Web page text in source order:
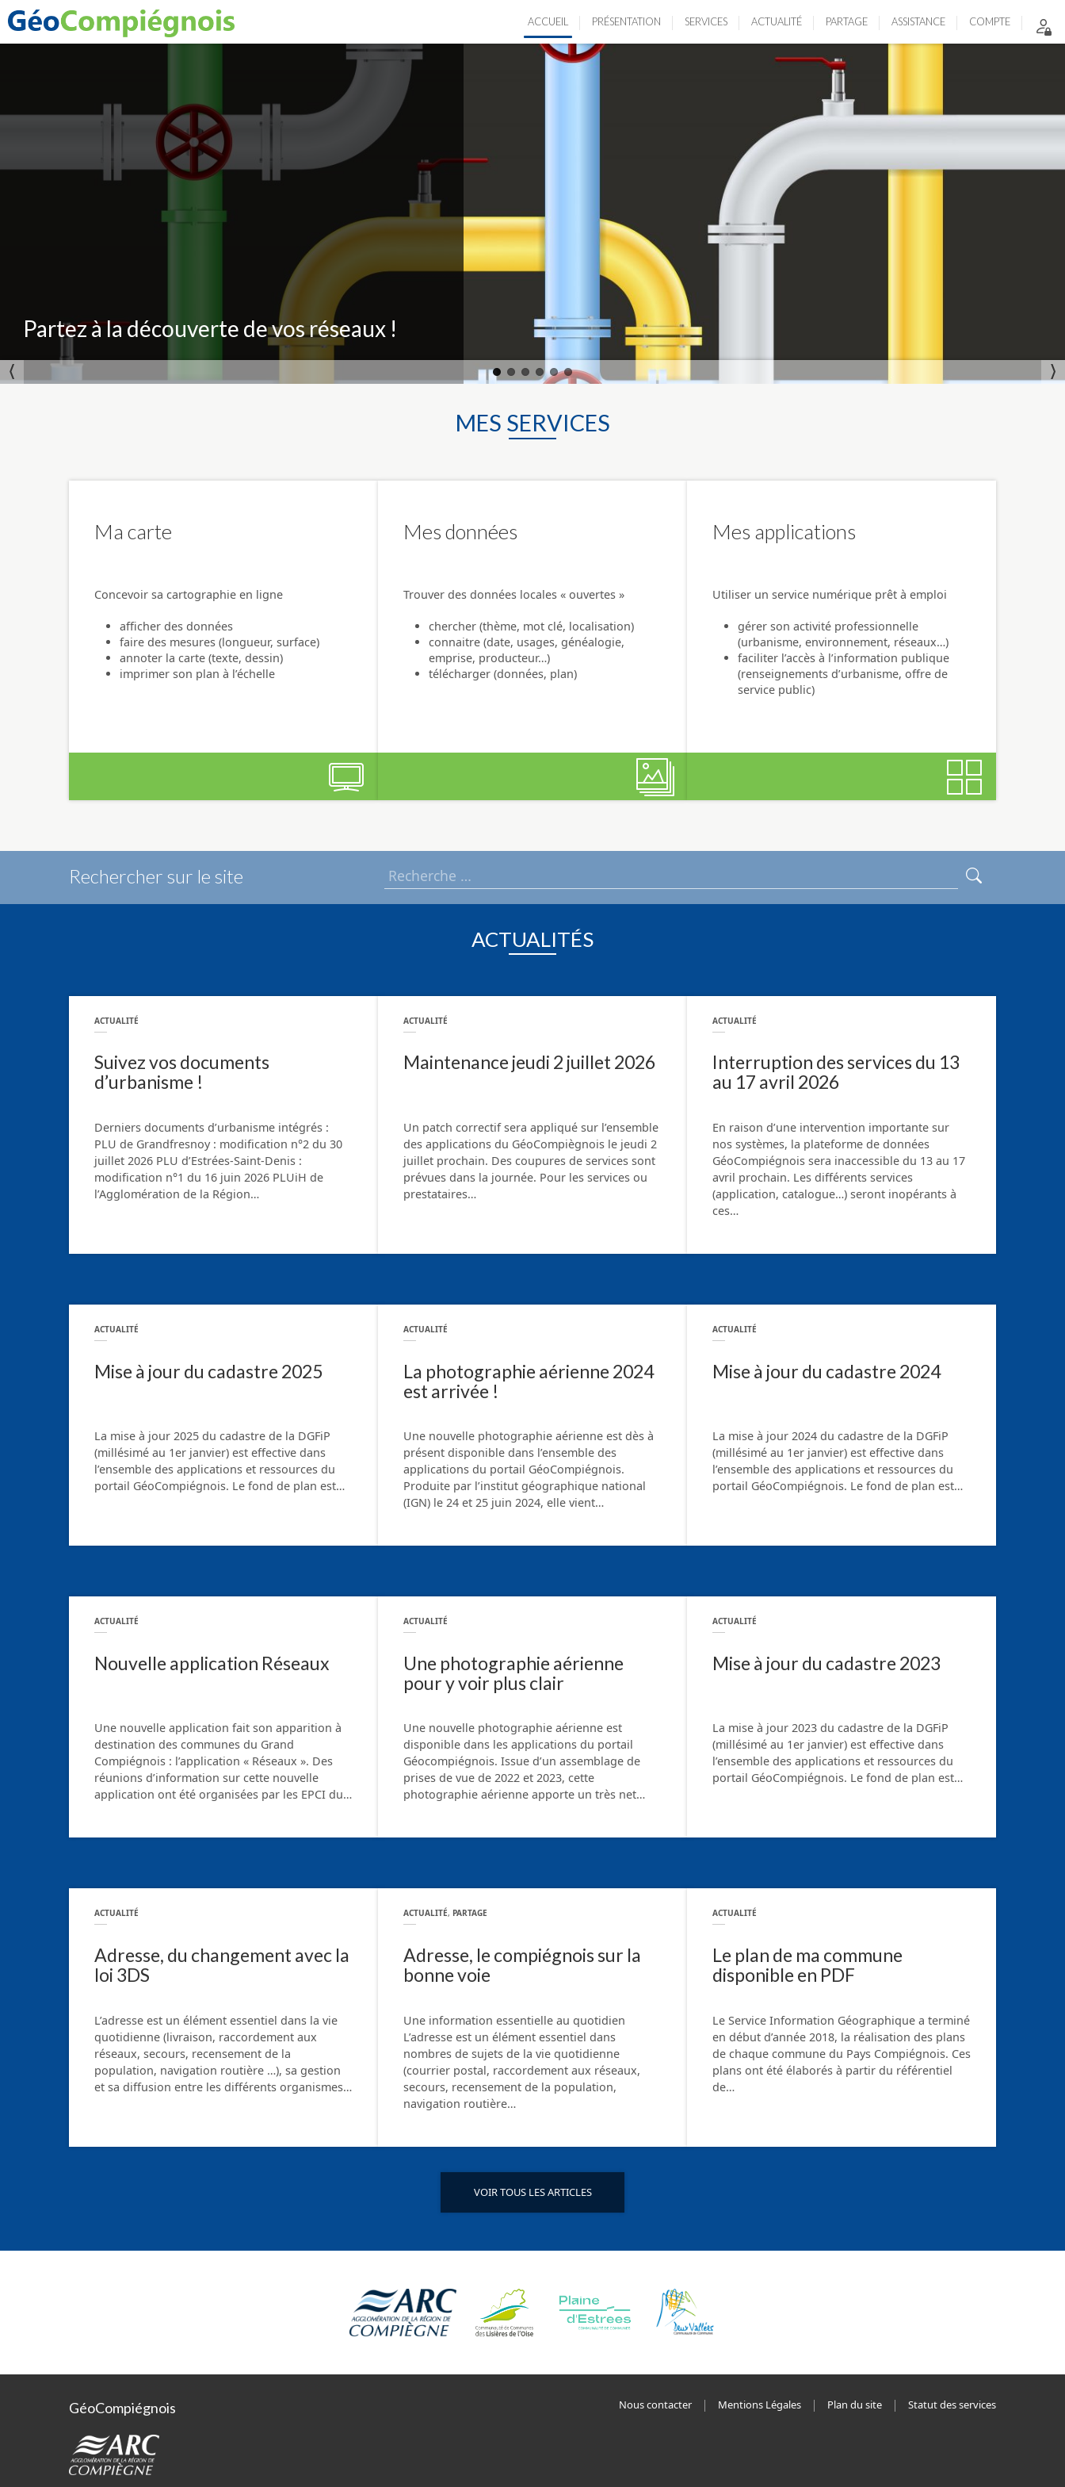
ACCUEIL PRÉSENTATION SERVICES ACTUALITÉ PARTAGE ASSISTANCE COMPTE
Partez à la découverte de vos réseaux !
MES SERVICES
Ma carte
Concevoir sa cartographie en ligne
afficher des données
faire des mesures (longueur, surface)
annoter la carte (texte, dessin)
imprimer son plan à l’échelle
Mes données
Trouver des données locales « ouvertes »
chercher (thème, mot clé, localisation)
connaitre (date, usages, généalogie,
emprise, producteur…)
télécharger (données, plan)
Mes applications
Utiliser un service numérique prêt à emploi
gérer son activité professionnelle
(urbanisme, environnement, réseaux…)
faciliter l’accès à l’information publique
(renseignements d’urbanisme, offre de
service public)
Rechercher sur le site
ACTUALITÉS
ACTUALITÉ
Suivez vos documents
d’urbanisme !
Derniers documents d’urbanisme intégrés :
PLU de Grandfresnoy : modification n°2 du 30
juillet 2026 PLU d’Estrées-Saint-Denis :
modification n°1 du 16 juin 2026 PLUiH de
l’Agglomération de la Région…
ACTUALITÉ
Maintenance jeudi 2 juillet 2026
Un patch correctif sera appliqué sur l’ensemble
des applications du GéoCompiègnois le jeudi 2
juillet prochain. Des coupures de services sont
prévues dans la journée. Pour les services ou
prestataires…
ACTUALITÉ
Interruption des services du 13
au 17 avril 2026
En raison d’une intervention importante sur
nos systèmes, la plateforme de données
GéoCompiégnois sera inaccessible du 13 au 17
avril prochain. Les différents services
(application, catalogue…) seront inopérants à
ces…
ACTUALITÉ
Mise à jour du cadastre 2025
La mise à jour 2025 du cadastre de la DGFiP
(millésimé au 1er janvier) est effective dans
l’ensemble des applications et ressources du
portail GéoCompiégnois. Le fond de plan est…
ACTUALITÉ
La photographie aérienne 2024
est arrivée !
Une nouvelle photographie aérienne est dès à
présent disponible dans l’ensemble des
applications du portail GéoCompiégnois.
Produite par l’institut géographique national
(IGN) le 24 et 25 juin 2024, elle vient…
ACTUALITÉ
Mise à jour du cadastre 2024
La mise à jour 2024 du cadastre de la DGFiP
(millésimé au 1er janvier) est effective dans
l’ensemble des applications et ressources du
portail GéoCompiégnois. Le fond de plan est…
ACTUALITÉ
Nouvelle application Réseaux
Une nouvelle application fait son apparition à
destination des communes du Grand
Compiégnois : l’application « Réseaux ». Des
réunions d’information sur cette nouvelle
application ont été organisées par les EPCI du…
ACTUALITÉ
Une photographie aérienne
pour y voir plus clair
Une nouvelle photographie aérienne est
disponible dans les applications du portail
Géocompiégnois. Issue d’un assemblage de
prises de vue de 2022 et 2023, cette
photographie aérienne apporte un très net…
ACTUALITÉ
Mise à jour du cadastre 2023
La mise à jour 2023 du cadastre de la DGFiP
(millésimé au 1er janvier) est effective dans
l’ensemble des applications et ressources du
portail GéoCompiégnois. Le fond de plan est…
ACTUALITÉ
Adresse, du changement avec la
loi 3DS
L’adresse est un élément essentiel dans la vie
quotidienne (livraison, raccordement aux
réseaux, secours, recensement de la
population, navigation routière …), sa gestion
et sa diffusion entre les différents organismes…
ACTUALITÉ, PARTAGE
Adresse, le compiégnois sur la
bonne voie
Une information essentielle au quotidien
L’adresse est un élément essentiel dans
nombres de sujets de la vie quotidienne
(courrier postal, raccordement aux réseaux,
secours, recensement de la population,
navigation routière…
ACTUALITÉ
Le plan de ma commune
disponible en PDF
Le Service Information Géographique a terminé
en début d’année 2018, la réalisation des plans
de chaque commune du Pays Compiégnois. Ces
plans ont été élaborés à partir du référentiel
de…
VOIR TOUS LES ARTICLES
GéoCompiégnois Nous contacter Mentions Légales Plan du site Statut des services